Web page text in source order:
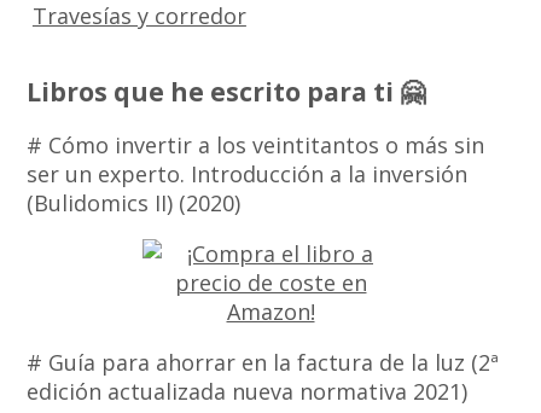
Travesías y corredor
Libros que he escrito para ti 🤗
# Cómo invertir a los veintitantos o más sin
ser un experto. Introducción a la inversión
(Bulidomics II) (2020)
# Guía para ahorrar en la factura de la luz (2ª
edición actualizada nueva normativa 2021)